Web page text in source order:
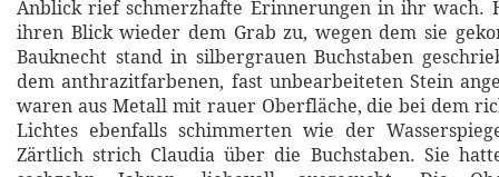
Anblick rief schmerzhafte Erinnerungen in ihr wach.
ihren Blick wieder dem Grab zu, wegen dem sie
Bauknecht stand in silbergrauen Buchstaben
dem anthrazitfarbenen, fast unbearbeiteten Stein
waren aus Metall mit rauer Oberfläche, die bei dem
Lichtes ebenfalls schimmerten wie der
Zärtlich strich Claudia über die Buchstaben. Sie